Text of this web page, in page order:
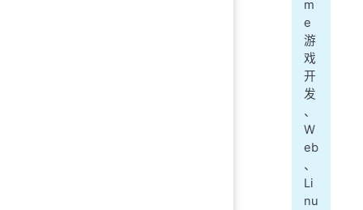
m
e
游
戏
开
发
、
W
eb
、
Li
nu